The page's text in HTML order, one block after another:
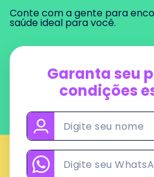
Conte com a gente para
saúde ideal para você.
Garanta seu
condições